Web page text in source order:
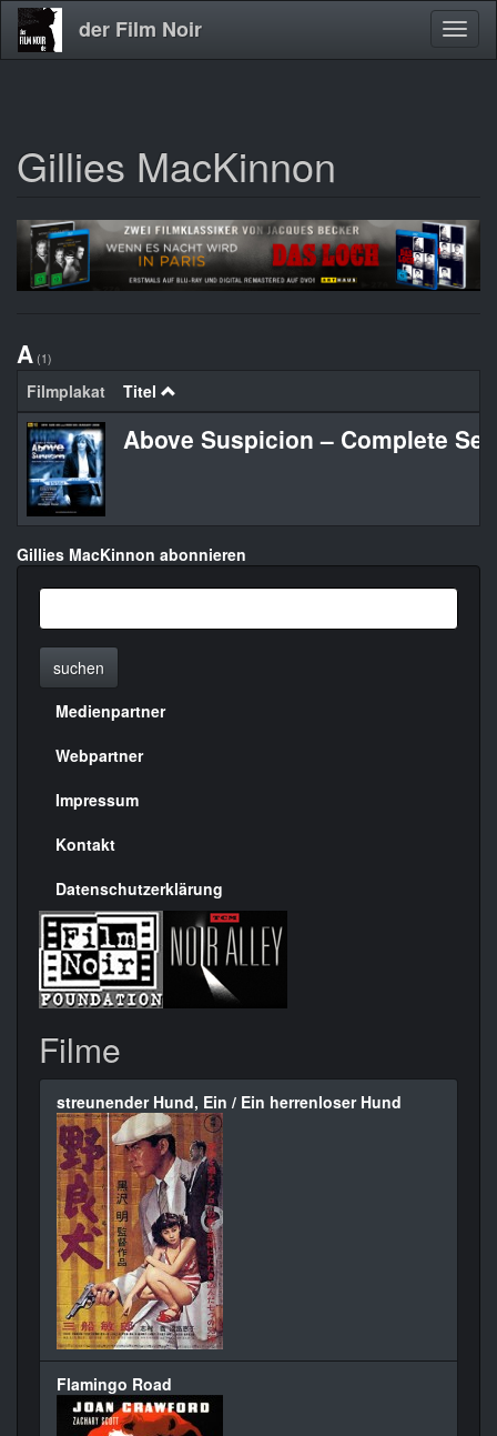
Direkt
zum
der Film Noir
Gillies MacKinnon
A (1)
Filmplakat Titel
Above Suspicion – Complete
Gillies MacKinnon abonnieren
suchen
Menülinks
rechte
Seite
Medienpartner
Webpartner
Impressum
Kontakt
Datenschutzerklärung
Filme
streunender Hund, Ein / Ein herrenloser Hund
Flamingo Road